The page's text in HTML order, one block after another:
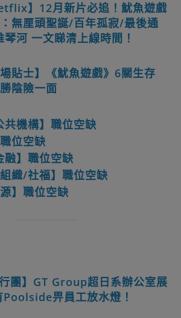
】12月新片必追！魷魚遊戲
無厘頭聖誕/百年孤寂/最後通
河 一文睇清上線時間！
貼士】《魷魚遊戲》6關生存
陰險一面
機構】職位空缺
位空缺
】職位空缺
織/社福】職位空缺
】職位空缺
團】GT Group超日系辦公室展
畀員工放水燈！